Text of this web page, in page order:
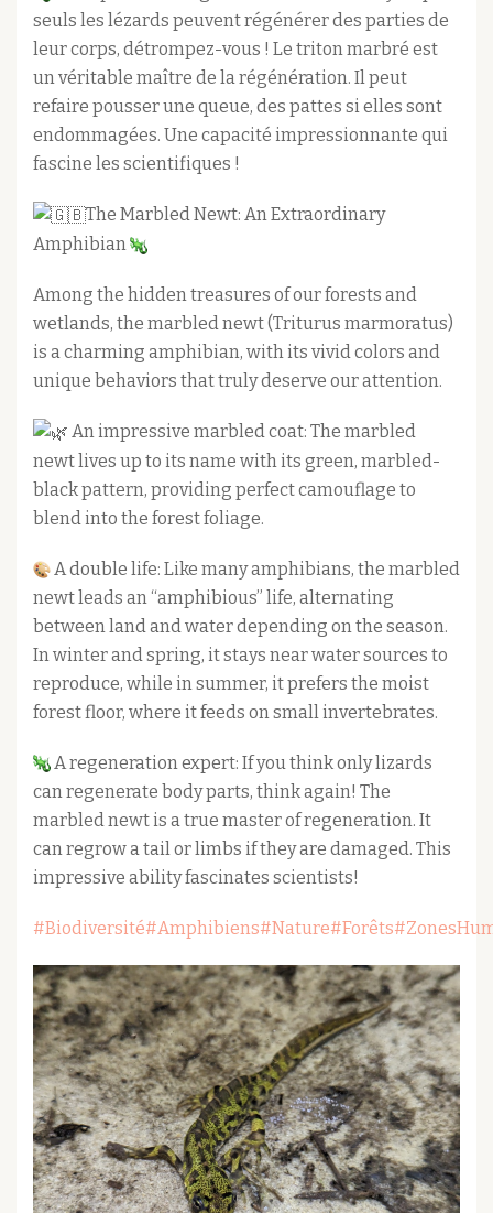
seuls les lézards peuvent régénérer des parties de
leur corps, détrompez-vous ! Le triton marbré est
un véritable maître de la régénération. Il peut
refaire pousser une queue, des pattes si elles sont
endommagées. Une capacité impressionnante qui
fascine les scientifiques !
The Marbled Newt: An Extraordinary
Amphibian
Among the hidden treasures of our forests and
wetlands, the marbled newt (Triturus marmoratus)
is a charming amphibian, with its vivid colors and
unique behaviors that truly deserve our attention.
An impressive marbled coat: The marbled
newt lives up to its name with its green, marbled-
black pattern, providing perfect camouflage to
blend into the forest foliage.
A double life: Like many amphibians, the marbled
newt leads an “amphibious” life, alternating
between land and water depending on the season.
In winter and spring, it stays near water sources to
reproduce, while in summer, it prefers the moist
forest floor, where it feeds on small invertebrates.
A regeneration expert: If you think only lizards
can regenerate body parts, think again! The
marbled newt is a true master of regeneration. It
can regrow a tail or limbs if they are damaged. This
impressive ability fascinates scientists!
#Biodiversité#Amphibiens#Nature#Forêts